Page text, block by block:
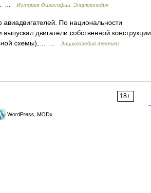
…
История Философии: Энциклопедия
По национальности
двигатели собственной конструкции
схемы),… …
Энциклопедия техники
18+
WordPress, MODx.